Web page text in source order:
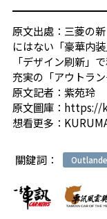
原文出處： 三菱の
にはない「豪華内
「デザイン刷新」
充実の「アウトラ
原文記者： 紫苑玲
原文圖庫： https://
想看更多：
關鍵詞：